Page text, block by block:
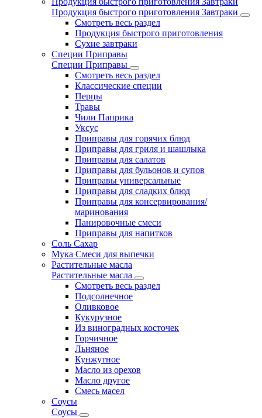
Продукция быстрого приготовления Завтраки
Смотреть весь раздел
Продукция быстрого приготовления
Сухие завтраки
Специи Приправы
Специи Приправы
Смотреть весь раздел
Классические специи
Перцы
Травы
Чили Паприка
Уксус
Приправы для горячих блюд
Приправы для гриля и шашлыка
Приправы для салатов
Приправы для бульонов и супов
Приправы универсальные
Приправы для сладких блюд
Приправы для консервирования/
маринования
Панировочные смеси
Приправы для напитков
Соль Сахар
Мука Смеси для выпечки
Растительные масла
Растительные масла
Смотреть весь раздел
Подсолнечное
Оливковое
Кукурузное
Из виноградных косточек
Горчичное
Льняное
Кунжутное
Масло из орехов
Масло другое
Смесь масел
Соусы
Соусы